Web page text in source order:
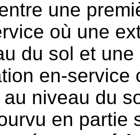
une
où une
du sol et
en-service
au niveau du
en partie